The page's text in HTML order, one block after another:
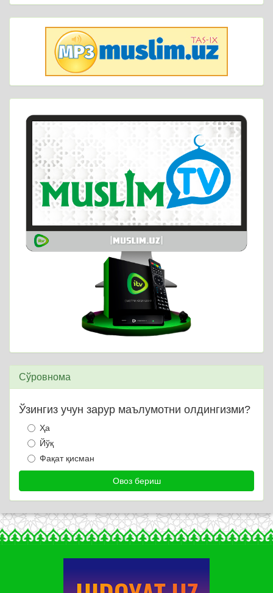
Сўровнома
Ўзингиз учун зарур маълумотни олдингизми?
Ҳа
Йўқ
Фақат қисман